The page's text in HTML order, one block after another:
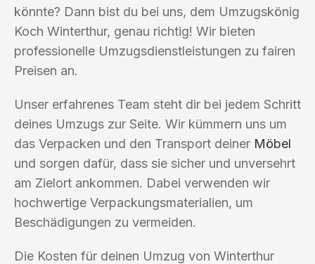
könnte? Dann bist du bei uns, dem Umzugskönig
Koch Winterthur, genau richtig! Wir bieten
professionelle Umzugsdienstleistungen zu fairen
Preisen an.
Unser erfahrenes Team steht dir bei jedem Schritt
deines Umzugs zur Seite. Wir kümmern uns um
das Verpacken und den Transport deiner Möbel
und sorgen dafür, dass sie sicher und unversehrt
am Zielort ankommen. Dabei verwenden wir
hochwertige Verpackungsmaterialien, um
Beschädigungen zu vermeiden.
Die Kosten für deinen Umzug von Winterthur